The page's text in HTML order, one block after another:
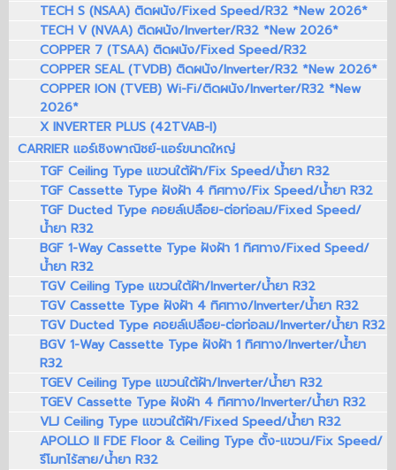
TECH S (NSAA) ติดผนัง/Fixed Speed/R32 *New 2026*
TECH V (NVAA) ติดผนัง/Inverter/R32 *New 2026*
COPPER 7 (TSAA) ติดผนัง/Fixed Speed/R32
COPPER SEAL (TVDB) ติดผนัง/Inverter/R32 *New 2026*
COPPER ION (TVEB) Wi-Fi/ติดผนัง/Inverter/R32 *New
2026*
X INVERTER PLUS (42TVAB-I)
CARRIER แอร์เชิงพาณิชย์-แอร์ขนาดใหญ่
TGF Ceiling Type แขวนใต้ฝ้า/Fix Speed/น้ำยา R32
TGF Cassette Type ฝังฝ้า 4 ทิศทาง/Fix Speed/น้ำยา R32
TGF Ducted Type คอยล์เปลือย-ต่อท่อลม/Fixed Speed/
น้ำยา R32
BGF 1-Way Cassette Type ฝังฝ้า 1 ทิศทาง/Fixed Speed/
น้ำยา R32
TGV Ceiling Type แขวนใต้ฝ้า/Inverter/น้ำยา R32
TGV Cassette Type ฝังฝ้า 4 ทิศทาง/Inverter/น้ำยา R32
TGV Ducted Type คอยล์เปลือย-ต่อท่อลม/Inverter/น้ำยา R32
BGV 1-Way Cassette Type ฝังฝ้า 1 ทิศทาง/Inverter/น้ำยา
R32
TGEV Ceiling Type แขวนใต้ฝ้า/Inverter/น้ำยา R32
TGEV Cassette Type ฝังฝ้า 4 ทิศทาง/Inverter/น้ำยา R32
VLJ Ceiling Type แขวนใต้ฝ้า/Fixed Speed/น้ำยา R32
APOLLO II FDE Floor & Ceiling Type ตั้ง-แขวน/Fix Speed/
รีโมทไร้สาย/น้ำยา R32